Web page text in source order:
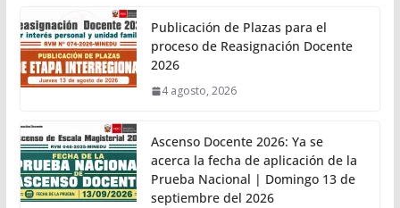
Publicación de Plazas para el
proceso de Reasignación Docente
2026
4 agosto, 2026
Ascenso Docente 2026: Ya se
acerca la fecha de aplicación de la
Prueba Nacional | Domingo 13 de
septiembre del 2026